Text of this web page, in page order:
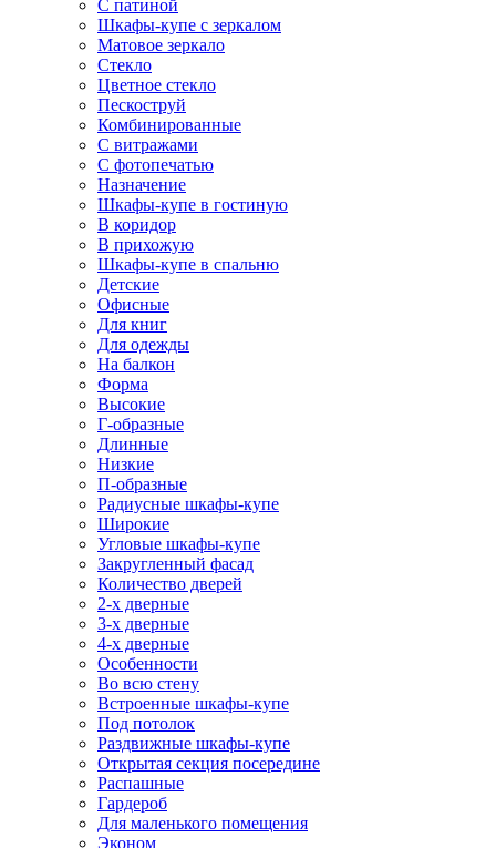
С патиной
Шкафы-купе с зеркалом
Матовое зеркало
Стекло
Цветное стекло
Пескоструй
Комбинированные
С витражами
С фотопечатью
Назначение
Шкафы-купе в гостиную
В коридор
В прихожую
Шкафы-купе в спальню
Детские
Офисные
Для книг
Для одежды
На балкон
Форма
Высокие
Г-образные
Длинные
Низкие
П-образные
Радиусные шкафы-купе
Широкие
Угловые шкафы-купе
Закругленный фасад
Количество дверей
2-х дверные
3-х дверные
4-х дверные
Особенности
Во всю стену
Встроенные шкафы-купе
Под потолок
Раздвижные шкафы-купе
Открытая секция посередине
Распашные
Гардероб
Для маленького помещения
Эконом